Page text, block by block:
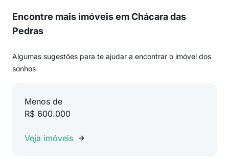
Encontre mais imóveis em Chácara das
Pedras
Algumas sugestões para te ajudar a encontrar o imóvel dos
sonhos
Menos de
R$ 600.000
Veja imóveis